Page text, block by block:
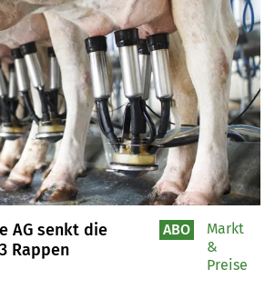
AG senkt die
Rappen
ABO
Markt
&
Preise